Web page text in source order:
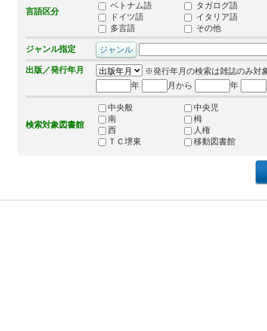
言語区分
ベトナム語
タガログ語
ドイツ語
イタリア語
多言語
その他
ジャンル指定
出版／発行年月
※発行年月の検索は雑誌のみ対
年
月から 年
検索対象図書館
中央般
中央児
南
栂
西
人権
ＴＣ堺東
移動図書館